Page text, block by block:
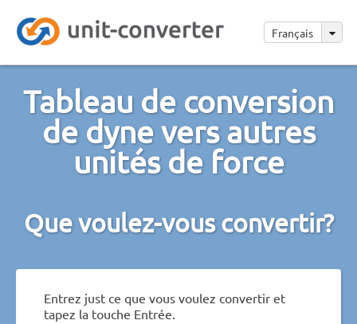
Français
Tableau de conversion
de dyne vers autres
unités de force
Que voulez-vous convertir?
Entrez just ce que vous voulez convertir et
tapez la touche Entrée.